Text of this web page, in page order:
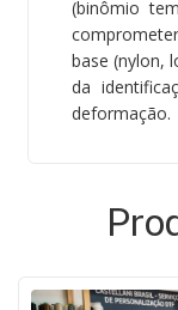
(binômio
base (nylon,
da
deformação.